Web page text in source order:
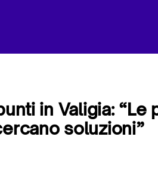
in Valigia:
soluzioni”